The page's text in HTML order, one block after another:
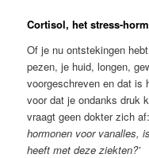
Cortisol, het stress-
Of je nu ontstekingen
pezen, je huid, longen,
voorgeschreven en dat is
voor dat je ondanks druk
vraagt geen dokter zich af:
hormonen voor vanalles,
heeft met deze ziekten?’